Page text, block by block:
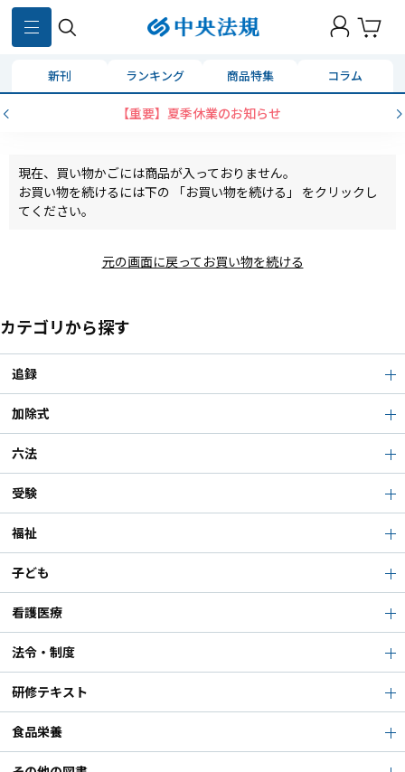
新刊 ランキング 商品特集 コラム
【重要】夏季休業のお知らせ
現在、買い物かごには商品が入っておりません。
お買い物を続けるには下の 「お買い物を続ける」 をクリックし
てください。
元の画面に戻ってお買い物を続ける
カテゴリから探す
追録
加除式
六法
受験
福祉
子ども
看護医療
法令・制度
研修テキスト
食品栄養